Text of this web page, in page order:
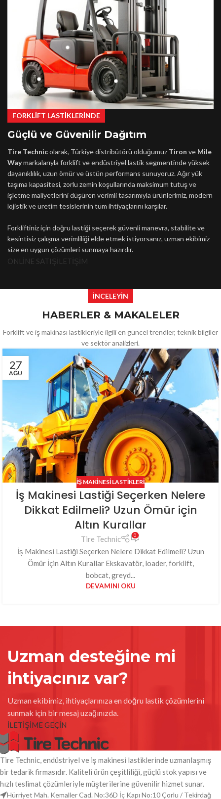
FORKLİFT LASTİKLERİNDE
Güçlü ve Güvenilir Dağıtım
Tire Technicolarak, Türkiye distribütörü olduğumuz Tiron ve Mile
Waymarkalarıyla forklift ve endüstriyel lastik segmentinde yüksek
dayanıklılık, uzun ömür ve üstün performans sunuyoruz. Ağır yük
taşıma kapasitesi, zorlu zemin koşullarında maksimum tutuş ve
işletme maliyetlerini düşüren verimli tasarımıyla ürünlerimiz, modern
lojistik ve üretim tesislerinin tüm ihtiyaçlarını karşılar.
Forkliftiniz için doğru lastiği seçerek güvenli manevra, stabilite ve
kesintisiz çalışma verimliliği elde etmek istiyorsanız, uzman ekibimiz
size en uygun çözümleri sunmaya hazırdır.
ONLİNE SATIŞ İLETİŞİM
İNCELEYİN
HABERLER & MAKALELER
Forklift ve iş makinası lastikleriyle ilgili en güncel trendler, teknik bilgiler
ve sektör analizleri.
27
AĞU
İŞ MAKINESI LASTIKLERI
İş Makinesi Lastiği Seçerken Nelere
Dikkat Edilmeli? Uzun Ömür için
Altın Kurallar
Tire Technic 0
İş Makinesi Lastiği Seçerken Nelere Dikkat Edilmeli? Uzun
Ömür İçin Altın Kurallar Ekskavatör, loader, forklift,
bobcat, greyd...
DEVAMINI OKU
Uzman desteğine mi
ihtiyacınız var?
Uzman ekibimiz, ihtiyaçlarınıza en doğru lastik çözümlerini
sunmak için bir mesaj uzağınızda.
İLETİŞİME GEÇİN
Tire Technic, endüstriyel ve iş makinesi lastiklerinde uzmanlaşmış
bir tedarik firmasıdır. Kaliteli ürün çeşitliliği, güçlü stok yapısı ve
hızlı teslimat çözümleriyle müşterilerine güvenilir hizmet sunar.
Hürriyet Mah. Kemaller Cad. No:36D İç Kapı No:10 Çorlu / Tekirdağ